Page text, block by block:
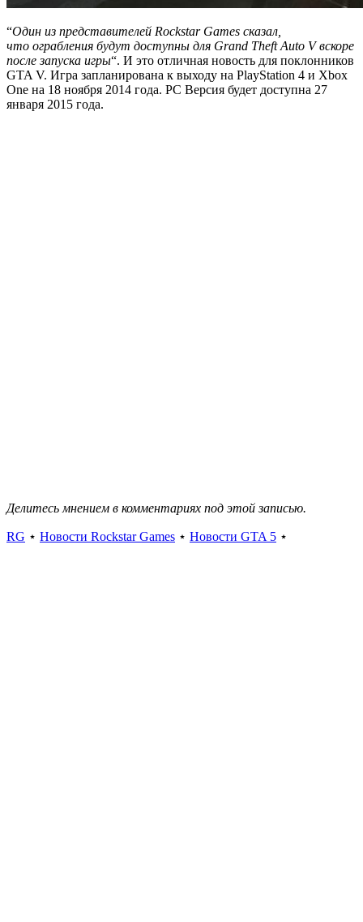
“Один из представителей Rockstar Games сказал,
что ограбления будут доступны для Grand Theft Auto V вскоре
после запуска игры“. И это отличная новость для поклонников
GTA V. Игра запланирована к выходу на PlayStation 4 и Xbox
One на 18 ноября 2014 года. PC Версия будет доступна 27
января 2015 года.
Делитесь мнением в комментариях под этой записью.
RG ⋆ Новости Rockstar Games ⋆ Новости GTA 5 ⋆